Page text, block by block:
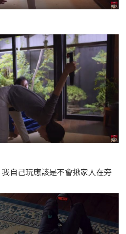
自己玩應該是不會揪家人在旁